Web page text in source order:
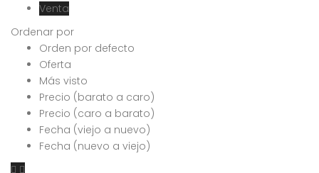
Venta
Ordenar por
Orden por defecto
Oferta
Más visto
Precio (barato a caro)
Precio (caro a barato)
Fecha (viejo a nuevo)
Fecha (nuevo a viejo)